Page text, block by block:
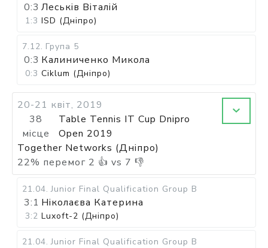
0:3 Леськів Віталій
1:3 ISD (Дніпро)
7.12. Група 5
0:3 Калиниченко Микола
0:3 Ciklum (Дніпро)
20-21 квіт, 2019
38
місце
Table Tennis IT Cup Dnipro
Open 2019
Together Networks (Дніпро)
22% перемог 2 👍 vs 7 👎
21.04. Junior Final Qualification Group B
3:1 Ніколаєва Катерина
3:2 Luxoft-2 (Дніпро)
21.04. Junior Final Qualification Group B